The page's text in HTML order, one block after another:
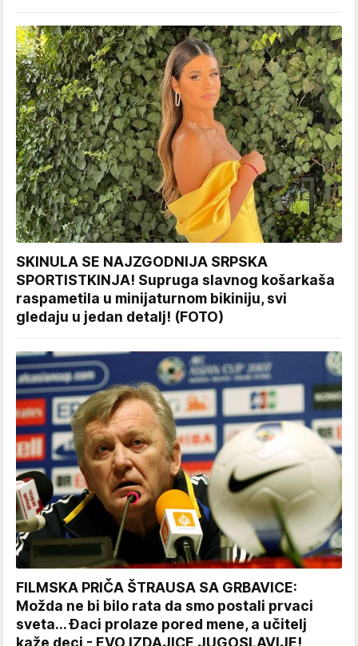
SKINULA SE NAJZGODNIJA SRPSKA
SPORTISTKINJA! Supruga slavnog košarkaša
raspametila u minijaturnom bikiniju, svi
gledaju u jedan detalj! (FOTO)
FILMSKA PRIČA ŠTRAUSA SA GRBAVICE:
Možda ne bi bilo rata da smo postali prvaci
sveta... Đaci prolaze pored mene, a učitelj
kaže deci - EVO IZDAJICE JUGOSLAVIJE!